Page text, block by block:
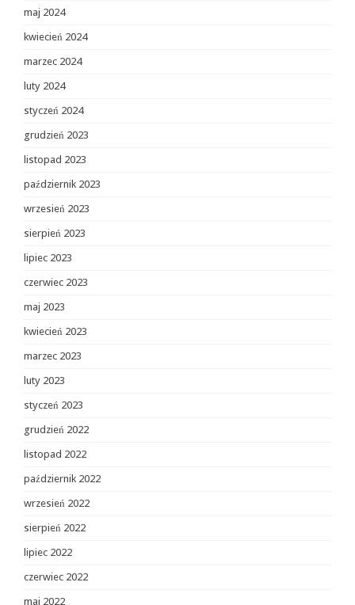
maj 2024
kwiecień 2024
marzec 2024
luty 2024
styczeń 2024
grudzień 2023
listopad 2023
październik 2023
wrzesień 2023
sierpień 2023
lipiec 2023
czerwiec 2023
maj 2023
kwiecień 2023
marzec 2023
luty 2023
styczeń 2023
grudzień 2022
listopad 2022
październik 2022
wrzesień 2022
sierpień 2022
lipiec 2022
czerwiec 2022
maj 2022